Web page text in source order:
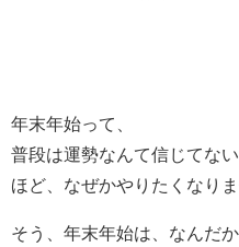
年末年始って、
普段は運勢なんて信じてな
ほど、なぜかやりたくなり
そう、年末年始は、なんだ